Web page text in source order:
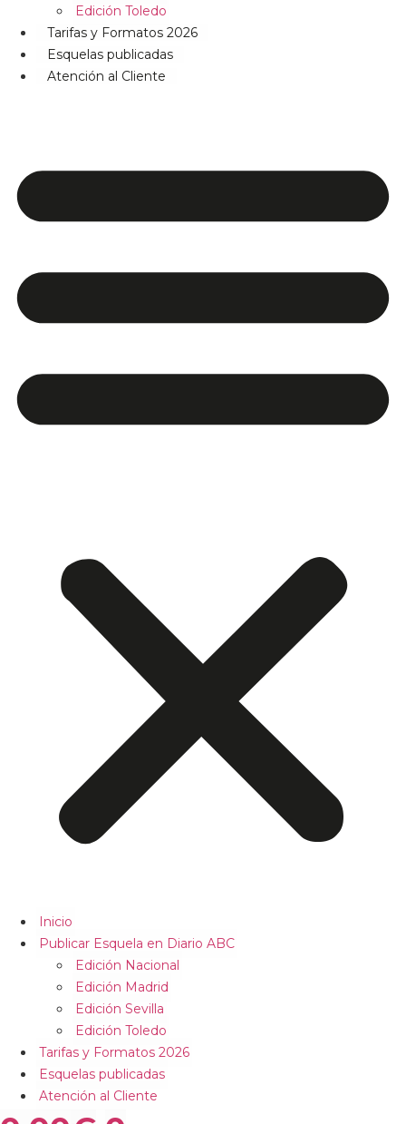
Edición Toledo
Tarifas y Formatos 2026
Esquelas publicadas
Atención al Cliente
Inicio
Publicar Esquela en Diario ABC
Edición Nacional
Edición Madrid
Edición Sevilla
Edición Toledo
Tarifas y Formatos 2026
Esquelas publicadas
Atención al Cliente